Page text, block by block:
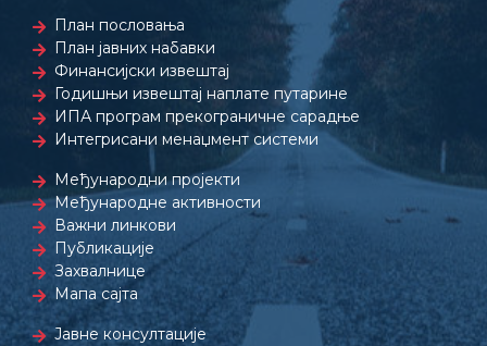
План пословања
План јавних набавки
Финансијски извештај
Годишњи извештај наплате путарине
ИПА програм прекограничне сарадње
Интегрисани менаџмент системи
Међународни пројекти
Међународне активности
Важни линкови
Публикације
Захвалнице
Мапа сајта
Јавне консултације